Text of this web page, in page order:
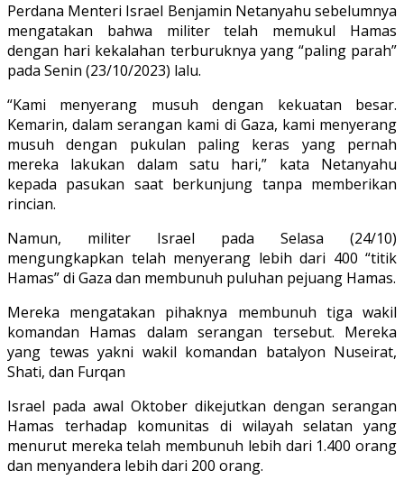
Perdana Menteri Israel Benjamin Netanyahu sebelumnya
mengatakan bahwa militer telah memukul Hamas
dengan hari kekalahan terburuknya yang “paling parah”
pada Senin (23/10/2023) lalu.
“Kami menyerang musuh dengan kekuatan besar.
Kemarin, dalam serangan kami di Gaza, kami menyerang
musuh dengan pukulan paling keras yang pernah
mereka lakukan dalam satu hari,” kata Netanyahu
kepada pasukan saat berkunjung tanpa memberikan
rincian.
Namun, militer Israel pada Selasa (24/10)
mengungkapkan telah menyerang lebih dari 400 “titik
Hamas” di Gaza dan membunuh puluhan pejuang Hamas.
Mereka mengatakan pihaknya membunuh tiga wakil
komandan Hamas dalam serangan tersebut. Mereka
yang tewas yakni wakil komandan batalyon Nuseirat,
Shati, dan Furqan
Israel pada awal Oktober dikejutkan dengan serangan
Hamas terhadap komunitas di wilayah selatan yang
menurut mereka telah membunuh lebih dari 1.400 orang
dan menyandera lebih dari 200 orang.